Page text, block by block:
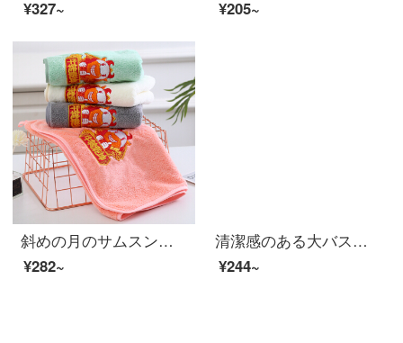
¥327~ ¥205~
斜めの月のサムスンの4条は新年のお祝いのタオルのサンゴの绒の颜を诘めます。
¥282~
清潔感のある大バスタオルです。非純綿の吸水速乾厚を高め、男女のタオル450 gの浅花灰（80*150 cm）-厚いお金を加えます。
¥244~